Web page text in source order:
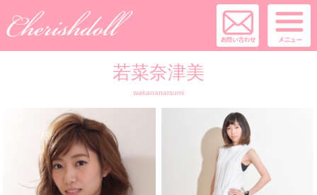
若菜奈津美
wakananatsumi